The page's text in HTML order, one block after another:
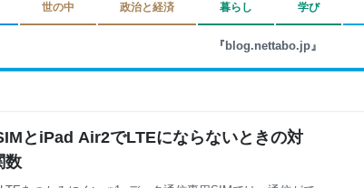
世の中 政治と経済 暮らし 学び
『blog.nettabo.jp』
とiPad Air2でLTEにならないときの対
数